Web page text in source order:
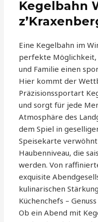
Kegelbahn
Eine Kegelbahn im
perfekte Möglichkeit,
und Familie einen
Hier kommt der
Präzisionssportart
und sorgt für jede
Atmosphäre des
dem Spiel in
Speisekarte
Haubenniveau, die
werden. Von
exquisite
kulinarischen
Küchenchefs –
Ob ein Abend mit